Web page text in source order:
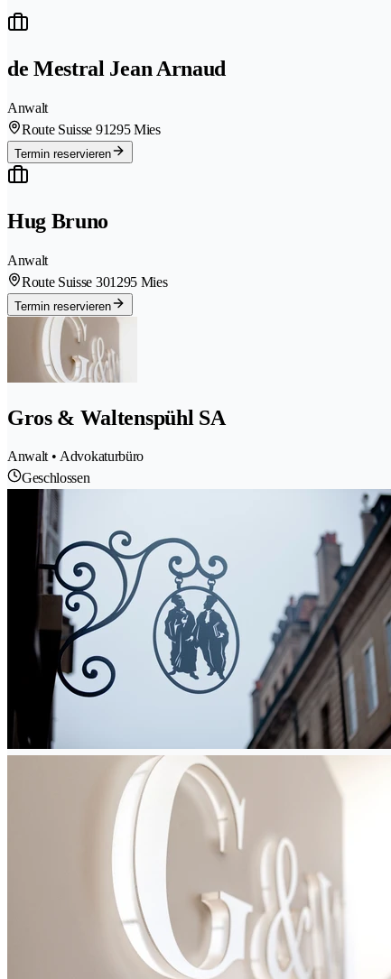
de Mestral Jean Arnaud
Anwalt
Route Suisse 91295 Mies
Termin reservieren
Hug Bruno
Anwalt
Route Suisse 301295 Mies
Termin reservieren
Gros & Waltenspühl SA
Anwalt • Advokaturbüro
Geschlossen